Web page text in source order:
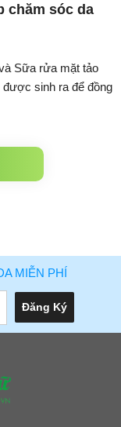
chăm sóc da
Sữa rửa mặt tảo
được sinh ra để đồng
MIỄN PHÍ